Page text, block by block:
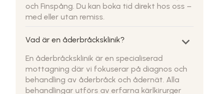
och Finspång. Du kan boka tid direkt hos oss –
med eller utan remiss.
Vad är en åderbråcksklinik? keyboard_arrow_down
En åderbråcksklinik är en specialiserad
mottagning där vi fokuserar på diagnos och
behandling av åderbråck och ådernät. Alla
behandlingar utförs av erfarna kärlkirurger